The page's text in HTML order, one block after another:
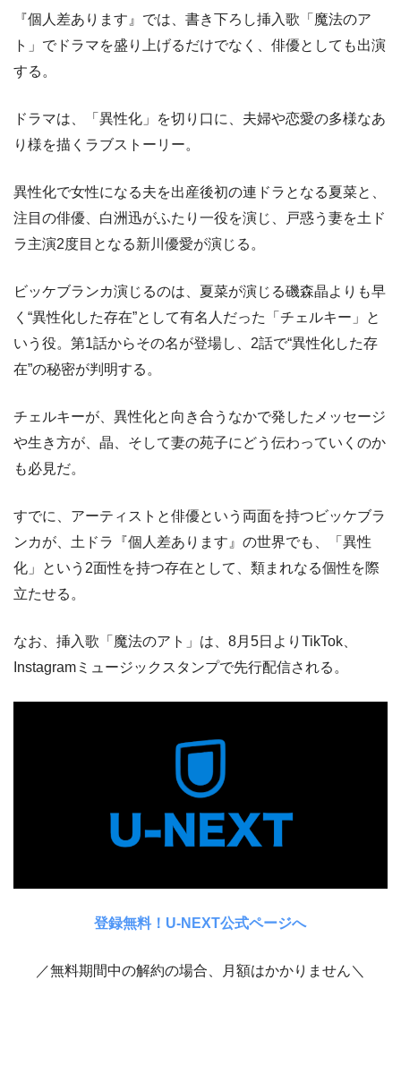
『個人差あります』では、書き下ろし挿入歌「魔法のア
ト」でドラマを盛り上げるだけでなく、俳優としても出演
する。
ドラマは、「異性化」を切り口に、夫婦や恋愛の多様なあ
り様を描くラブストーリー。
異性化で女性になる夫を出産後初の連ドラとなる夏菜と、
注目の俳優、白洲迅がふたり一役を演じ、戸惑う妻を土ド
ラ主演2度目となる新川優愛が演じる。
ビッケブランカ演じるのは、夏菜が演じる磯森晶よりも早
く“異性化した存在”として有名人だった「チェルキー」と
いう役。第1話からその名が登場し、2話で“異性化した存
在”の秘密が判明する。
チェルキーが、異性化と向き合うなかで発したメッセージ
や生き方が、晶、そして妻の苑子にどう伝わっていくのか
も必見だ。
すでに、アーティストと俳優という両面を持つビッケブラ
ンカが、土ドラ『個人差あります』の世界でも、「異性
化」という2面性を持つ存在として、類まれなる個性を際
立たせる。
なお、挿入歌「魔法のアト」は、8月5日よりTikTok、
Instagramミュージックスタンプで先行配信される。
登録無料！U-NEXT公式ページへ
／無料期間中の解約の場合、月額はかかりません＼